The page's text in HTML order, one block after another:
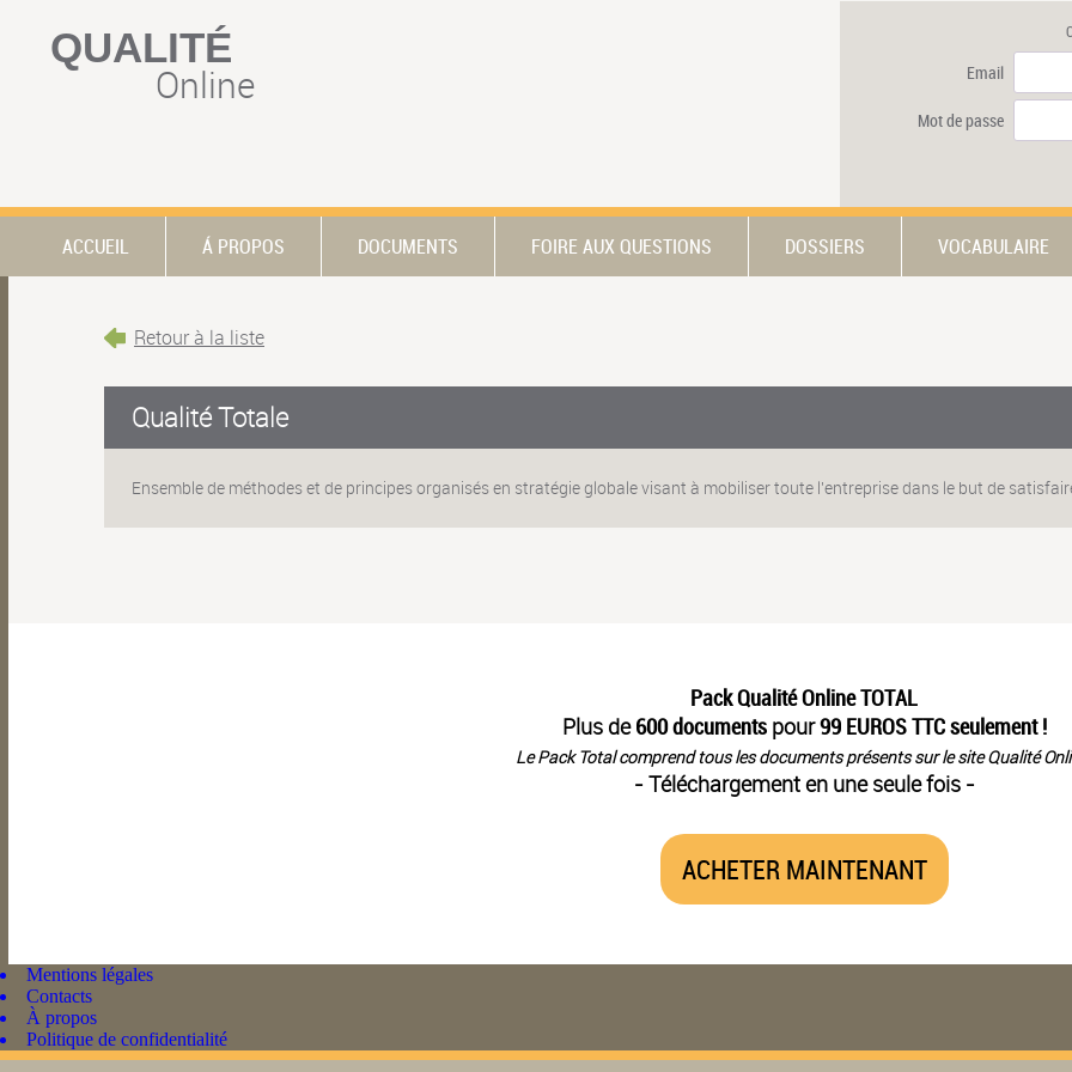
QUALITÉ
Online Email
Mot de passe
ACCUEIL Á PROPOS DOCUMENTS FOIRE AUX QUESTIONS DOSSIERS VOCABULAIRE
Retour à la liste
Qualité Totale
Ensemble de méthodes et de principes organisés en stratégie globale visant à mobiliser toute l'entreprise dans le but de
Pack Qualité Online TOTAL
Plus de600 documentspour99 EUROS TTC seulement !
Le Pack Total comprend tous les documents présents sur le site Qualité
- Téléchargement en une seule fois -
ACHETER MAINTENANT
Mentions légales
Contacts
À propos
Politique de confidentialité